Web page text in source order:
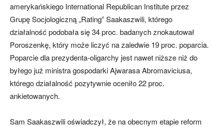
amerykańskiego International Republican Institute przez
Grupę Socjologiczną „Rating” Saakaszwili, którego
działalność podobała się 34 proc. badanych znokautował
Poroszenkę, który może liczyć na zaledwie 19 proc. poparcia.
Poparcie dla prezydenta-oligarchy jest nawet niższe niż do
byłego już ministra gospodarki Ajwarasa Abromaviciusa,
którego działalność pozytywnie oceniło 22 proc.
ankietowanych.
Sam Saakaszwili oświadczył, że na obecnym etapie reform